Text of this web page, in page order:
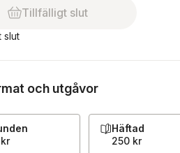
Tillfälligt slut
slut
och utgåvor
Häftad
250 kr